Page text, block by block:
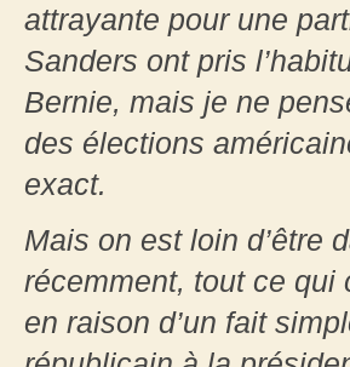
attrayante pour une
Sanders ont pris
Bernie, mais je ne
des élections
exact.
Mais on est loin d’être
récemment, tout ce qui
en raison d’un fait